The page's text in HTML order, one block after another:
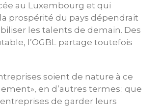
au Luxembourg et qui
prospérité du pays dépendrait
les talents de demain. Des
l’OGBL partage toutefois
soient de nature à ce
en d’autres termes : que
de garder leurs